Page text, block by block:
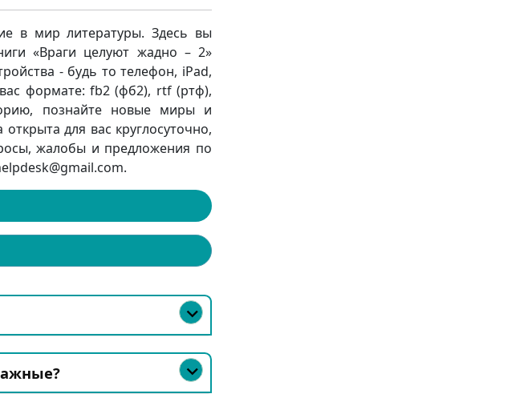
в мир литературы. Здесь вы
«Враги целуют жадно – 2»
- будь то телефон, iPad,
формате: fb2 (фб2), rtf (ртф),
познайте новые миры и
для вас круглосуточно,
жалобы и предложения по